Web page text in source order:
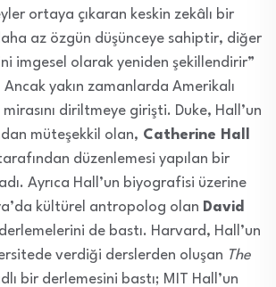
ortaya çıkaran keskin zekâlı bir
az özgün düşünceye sahiptir, diğer
imgesel olarak yeniden şekillendirir”
yakın zamanlarda Amerikalı
mirasını diriltmeye girişti. Duke, Hall’un
müteşekkil olan, Catherine Hall
düzenlemesi yapılan bir
Ayrıca Hall’un biyografisi üzerine
kültürel antropolog olan David
derlemelerini de bastı. Harvard, Hall’un
verdiği derslerden oluşan The
bir derlemesini bastı; MIT Hall’un